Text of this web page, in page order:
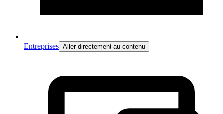
Entreprises Aller directement au contenu